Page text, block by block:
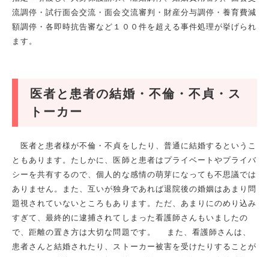
流調停・試行面会交流・面会交流審判・財産分与調停・養育費減
額調停・各即時抗告審など１００件を超える事件処理が挙げられ
ます。
医者と患者の結婚・不倫・不貞・ス
トーカー
医者と患者様が不倫・不貞をしたり、普通に結婚するというこ
ともあります。たしかに、医師と患者はプライベートやプライバ
シーを共有するので、個人的な感情の萌芽になっても不思議では
ありません。また、互いが独身であれば退院後の婚姻はあまり問
題視されていないところもあります。ただ、あまりにのめり込み
すぎて、最終的に逮捕されてしまった看護師さんもいましたの
で、距離の置き方は大切な問題です。 また、看護師さんは、
患者さんと結婚されたり、ストーカー被害を受けたりすることが